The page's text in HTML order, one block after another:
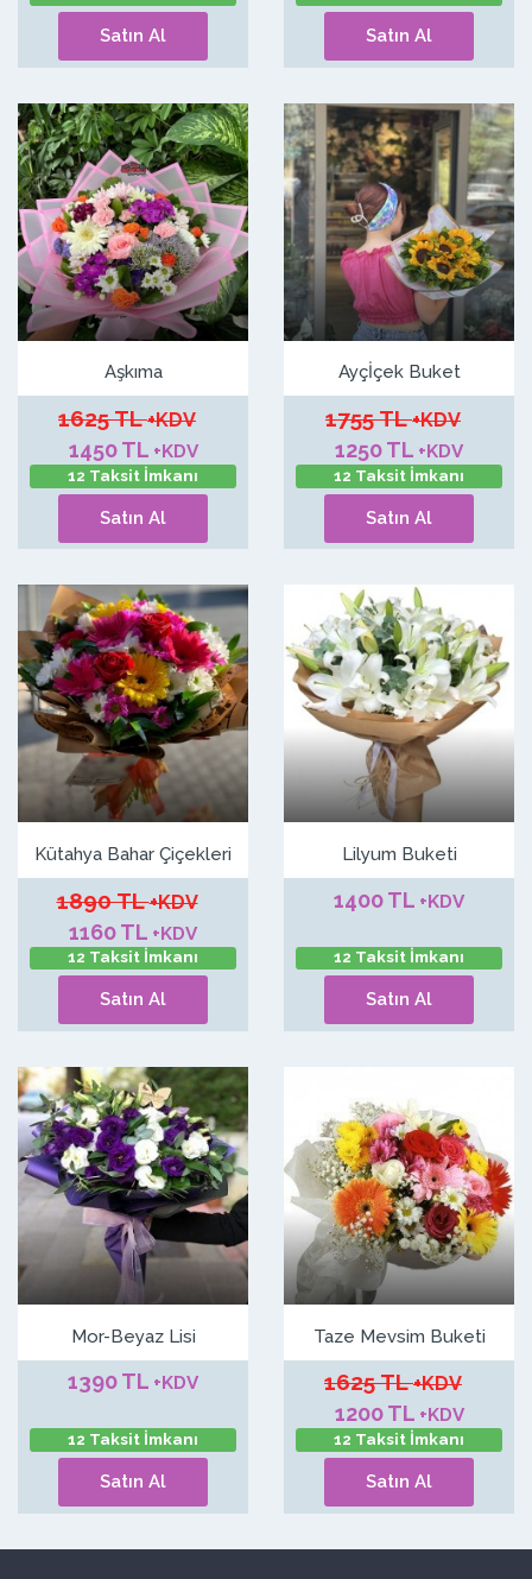
Satın Al Satın Al
Aşkıma
1625 TL+KDV
1450 TL +KDV
12 Taksit İmkanı
Satın Al
Ayçİçek Buket
1755 TL+KDV
1250 TL +KDV
12 Taksit İmkanı
Satın Al
Kütahya Bahar Çiçekleri
1890 TL+KDV
1160 TL +KDV
12 Taksit İmkanı
Satın Al
Lilyum Buketi
1400 TL +KDV
12 Taksit İmkanı
Satın Al
Mor-Beyaz Lisi
1390 TL +KDV
12 Taksit İmkanı
Satın Al
Taze Mevsim Buketi
1625 TL+KDV
1200 TL +KDV
12 Taksit İmkanı
Satın Al